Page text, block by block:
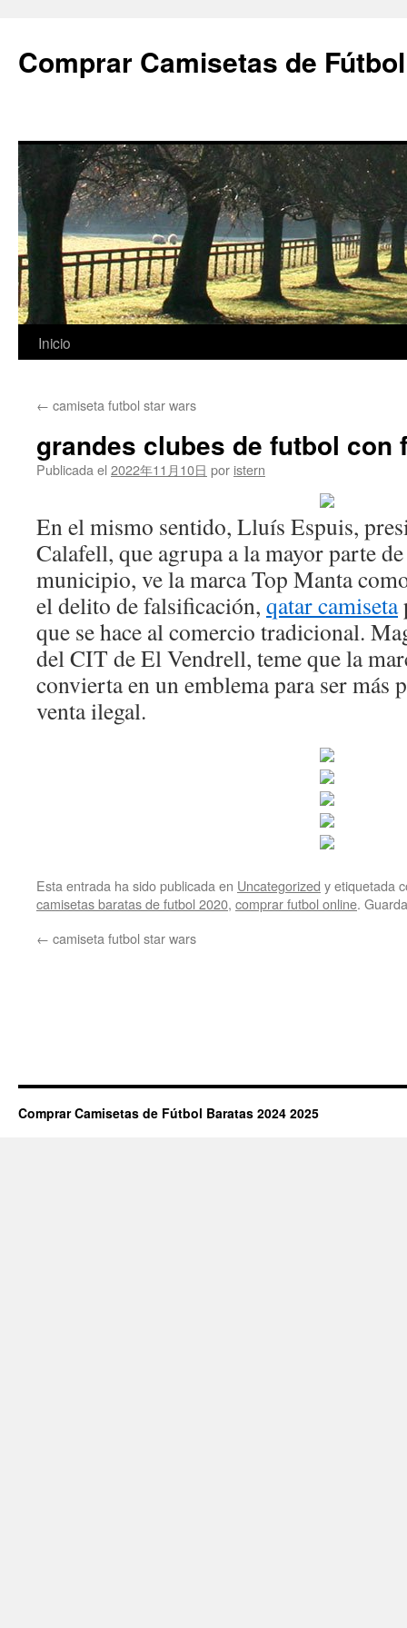
Comprar Camisetas de
Saltar
contenido
Inicio
← camiseta futbol star wars
grandes clubes de futbol con f
Publicada el 2022年11月10日 por istern
En el mismo sentido, Lluís Espuis,
Calafell, que agrupa a la mayor parte
municipio, ve la marca Top Manta
el delito de falsificación, qatar camiseta
que se hace al comercio tradicional.
del CIT de El Vendrell, teme que la
convierta en un emblema para ser más
venta ilegal.
Esta entrada ha sido publicada en Uncategorized y etiquetada
camisetas baratas de futbol 2020, comprar futbol online.
← camiseta futbol star wars
Comprar Camisetas de Fútbol Baratas 2024 2025